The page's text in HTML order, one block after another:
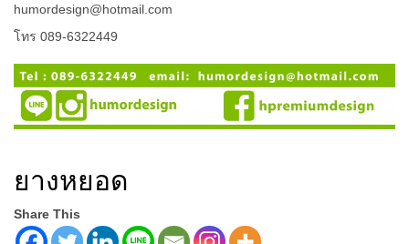
humordesign@hotmail.com
โทร 089-6322449
ยางหยอด
Share This